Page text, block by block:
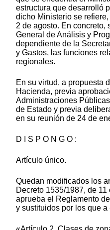
estructura que desarrolló
dicho Ministerio se
2 de agosto. En concreto,
General de Análisis y
dependiente de la
y Gastos, las funciones
regionales.
En su virtud, a propuesta
Hacienda, previa
Administraciones
de Estado y previa
en su reunión de 24 de
D I S P O N G O :
Artículo único.
Quedan modificados los
Decreto 1535/1987, de
aprueba el Reglamento
y sustituidos por los que